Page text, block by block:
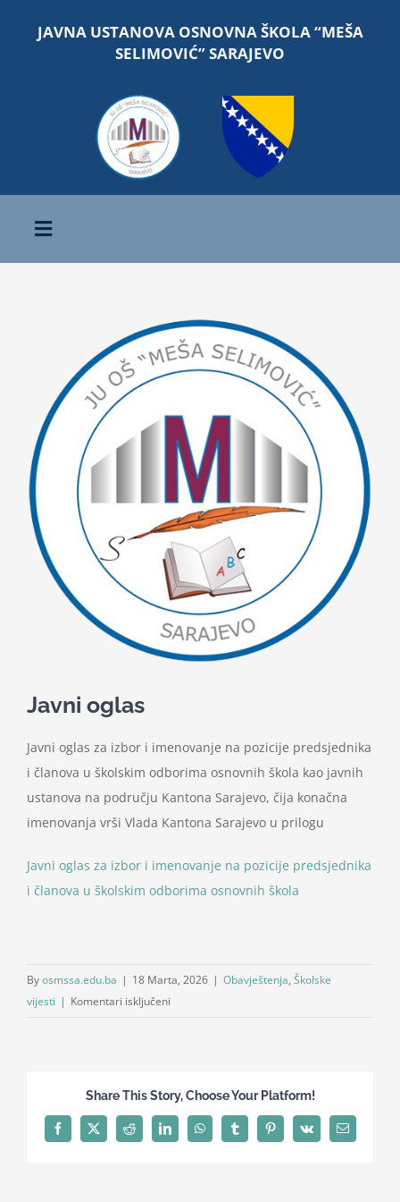
JAVNA USTANOVA OSNOVNA ŠKOLA “MEŠA
SELIMOVIĆ” SARAJEVO
Toggle
Navigation
O školi
Nastava
Učenici
Školske vijesti
Obavještenja
Vijeće roditelja
Javni oglas
Javni oglas za izbor i imenovanje na pozicije predsjednika
i članova u školskim odborima osnovnih škola kao javnih
ustanova na području Kantona Sarajevo, čija konačna
imenovanja vrši Vlada Kantona Sarajevo u prilogu
Javni oglas za izbor i imenovanje na pozicije predsjednika
i članova u školskim odborima osnovnih škola
Byosmssa.edu.ba | 18 Marta, 2026 | Obavještenja, Školske
vijesti | Komentari isključeni
Share This Story, Choose Your Platform!
Facebook
X Reddit LinkedInWhatsAppTumblrPinterest
Vk Email